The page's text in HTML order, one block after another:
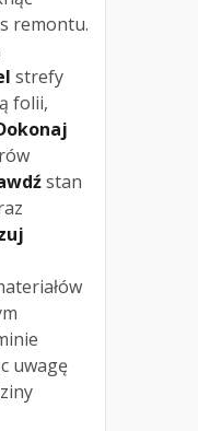
remontu.
strefy
folii,
stan
uwagę